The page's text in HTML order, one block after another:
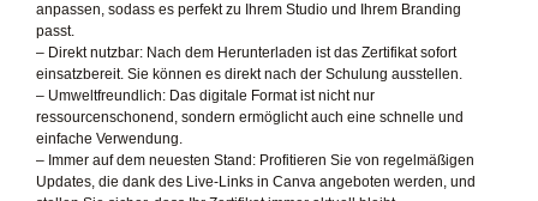
anpassen, sodass es perfekt zu Ihrem Studio und Ihrem Branding
passt.
– Direkt nutzbar: Nach dem Herunterladen ist das Zertifikat sofort
einsatzbereit. Sie können es direkt nach der Schulung ausstellen.
– Umweltfreundlich: Das digitale Format ist nicht nur
ressourcenschonend, sondern ermöglicht auch eine schnelle und
einfache Verwendung.
– Immer auf dem neuesten Stand: Profitieren Sie von regelmäßigen
Updates, die dank des Live-Links in Canva angeboten werden, und